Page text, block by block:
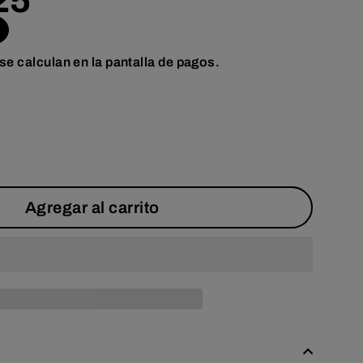
se calculan en la pantalla de pagos.
Agregar al carrito